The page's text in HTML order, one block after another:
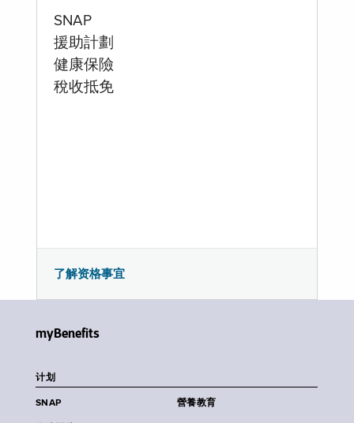
SNAP
援助計劃
健康保險
稅收抵免
了解资格事宜
myBenefits
计划
SNAP 營養教育